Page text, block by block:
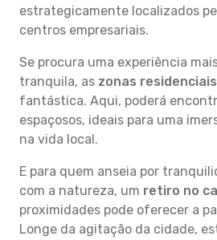
estrategicamente localizados
centros empresariais.
Se procura uma experiência
tranquila, as zonas residenciais
fantástica. Aqui, poderá
espaçosos, ideais para uma
na vida local.
E para quem anseia por
com a natureza, um retiro no
proximidades pode oferecer a
Longe da agitação da cidade,